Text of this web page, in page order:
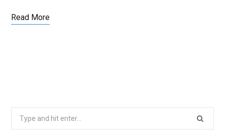
Read More